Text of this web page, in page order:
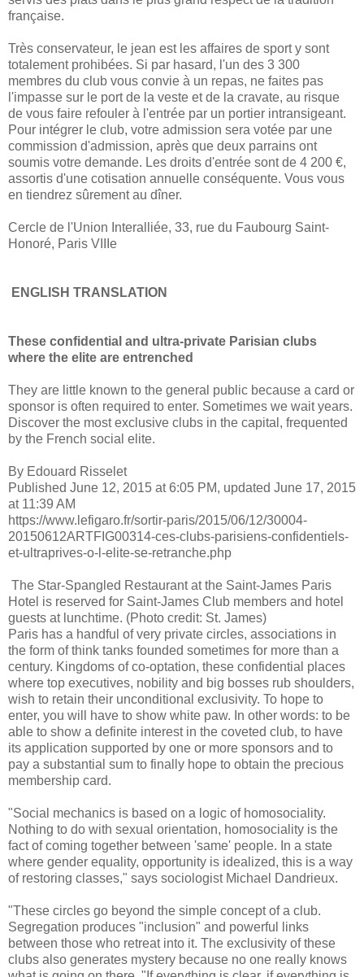
française.
Très conservateur, le jean est les affaires de sport y sont
totalement prohibées. Si par hasard, l'un des 3 300
membres du club vous convie à un repas, ne faites pas
l'impasse sur le port de la veste et de la cravate, au risque
de vous faire refouler à l'entrée par un portier intransigeant.
Pour intégrer le club, votre admission sera votée par une
commission d'admission, après que deux parrains ont
soumis votre demande. Les droits d'entrée sont de 4 200 €,
assortis d'une cotisation annuelle conséquente. Vous vous
en tiendrez sûrement au dîner.
Cercle de l'Union Interalliée, 33, rue du Faubourg Saint-
Honoré, Paris VIIIe
ENGLISH TRANSLATION
These confidential and ultra-private Parisian clubs
where the elite are entrenched
They are little known to the general public because a card or
sponsor is often required to enter. Sometimes we wait years.
Discover the most exclusive clubs in the capital, frequented
by the French social elite.
By Edouard Risselet
Published June 12, 2015 at 6:05 PM, updated June 17, 2015
at 11:39 AM
https://www.lefigaro.fr/sortir-paris/2015/06/12/30004-
20150612ARTFIG00314-ces-clubs-parisiens-confidentiels-
et-ultraprives-o-l-elite-se-retranche.php
The Star-Spangled Restaurant at the Saint-James Paris
Hotel is reserved for Saint-James Club members and hotel
guests at lunchtime. (Photo credit: St. James)
Paris has a handful of very private circles, associations in
the form of think tanks founded sometimes for more than a
century. Kingdoms of co-optation, these confidential places
where top executives, nobility and big bosses rub shoulders,
wish to retain their unconditional exclusivity. To hope to
enter, you will have to show white paw. In other words: to be
able to show a definite interest in the coveted club, to have
its application supported by one or more sponsors and to
pay a substantial sum to finally hope to obtain the precious
membership card.
"Social mechanics is based on a logic of homosociality.
Nothing to do with sexual orientation, homosociality is the
fact of coming together between 'same' people. In a state
where gender equality, opportunity is idealized, this is a way
of restoring classes," says sociologist Michael Dandrieux.
"These circles go beyond the simple concept of a club.
Segregation produces "inclusion" and powerful links
between those who retreat into it. The exclusivity of these
clubs also generates mystery because no one really knows